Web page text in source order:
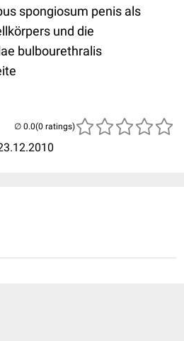
spongiosum penis als
und die
bulbourethralis
(0 ratings)